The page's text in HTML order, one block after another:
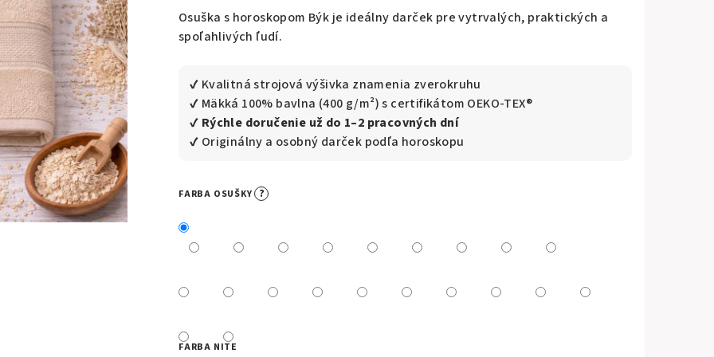
0,0
5
Osuška s horoskopom Býk je ideálny darček pre vytrvalých, praktických a
spoľahlivých ľudí.
✔ Kvalitná strojová výšivka znamenia zverokruhu
✔ Mäkká 100% bavlna (400 g/m²) s certifikátom OEKO-TEX®
✔ Rýchle doručenie už do 1–2 pracovných dní
✔ Originálny a osobný darček podľa horoskopu
FARBA OSUŠKY ?
FARBA NITE